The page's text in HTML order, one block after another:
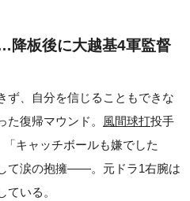
降板後に大越基4軍監督
、自分を信じることもできな
復帰マウンド。
風間球打投手
「キャッチボールも嫌でした
て涙の抱擁――。元ドラ1右腕は
いる。